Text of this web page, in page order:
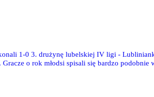
1-0 3. drużynę lubelskiej IV ligi -
o rok młodsi spisali się bardzo